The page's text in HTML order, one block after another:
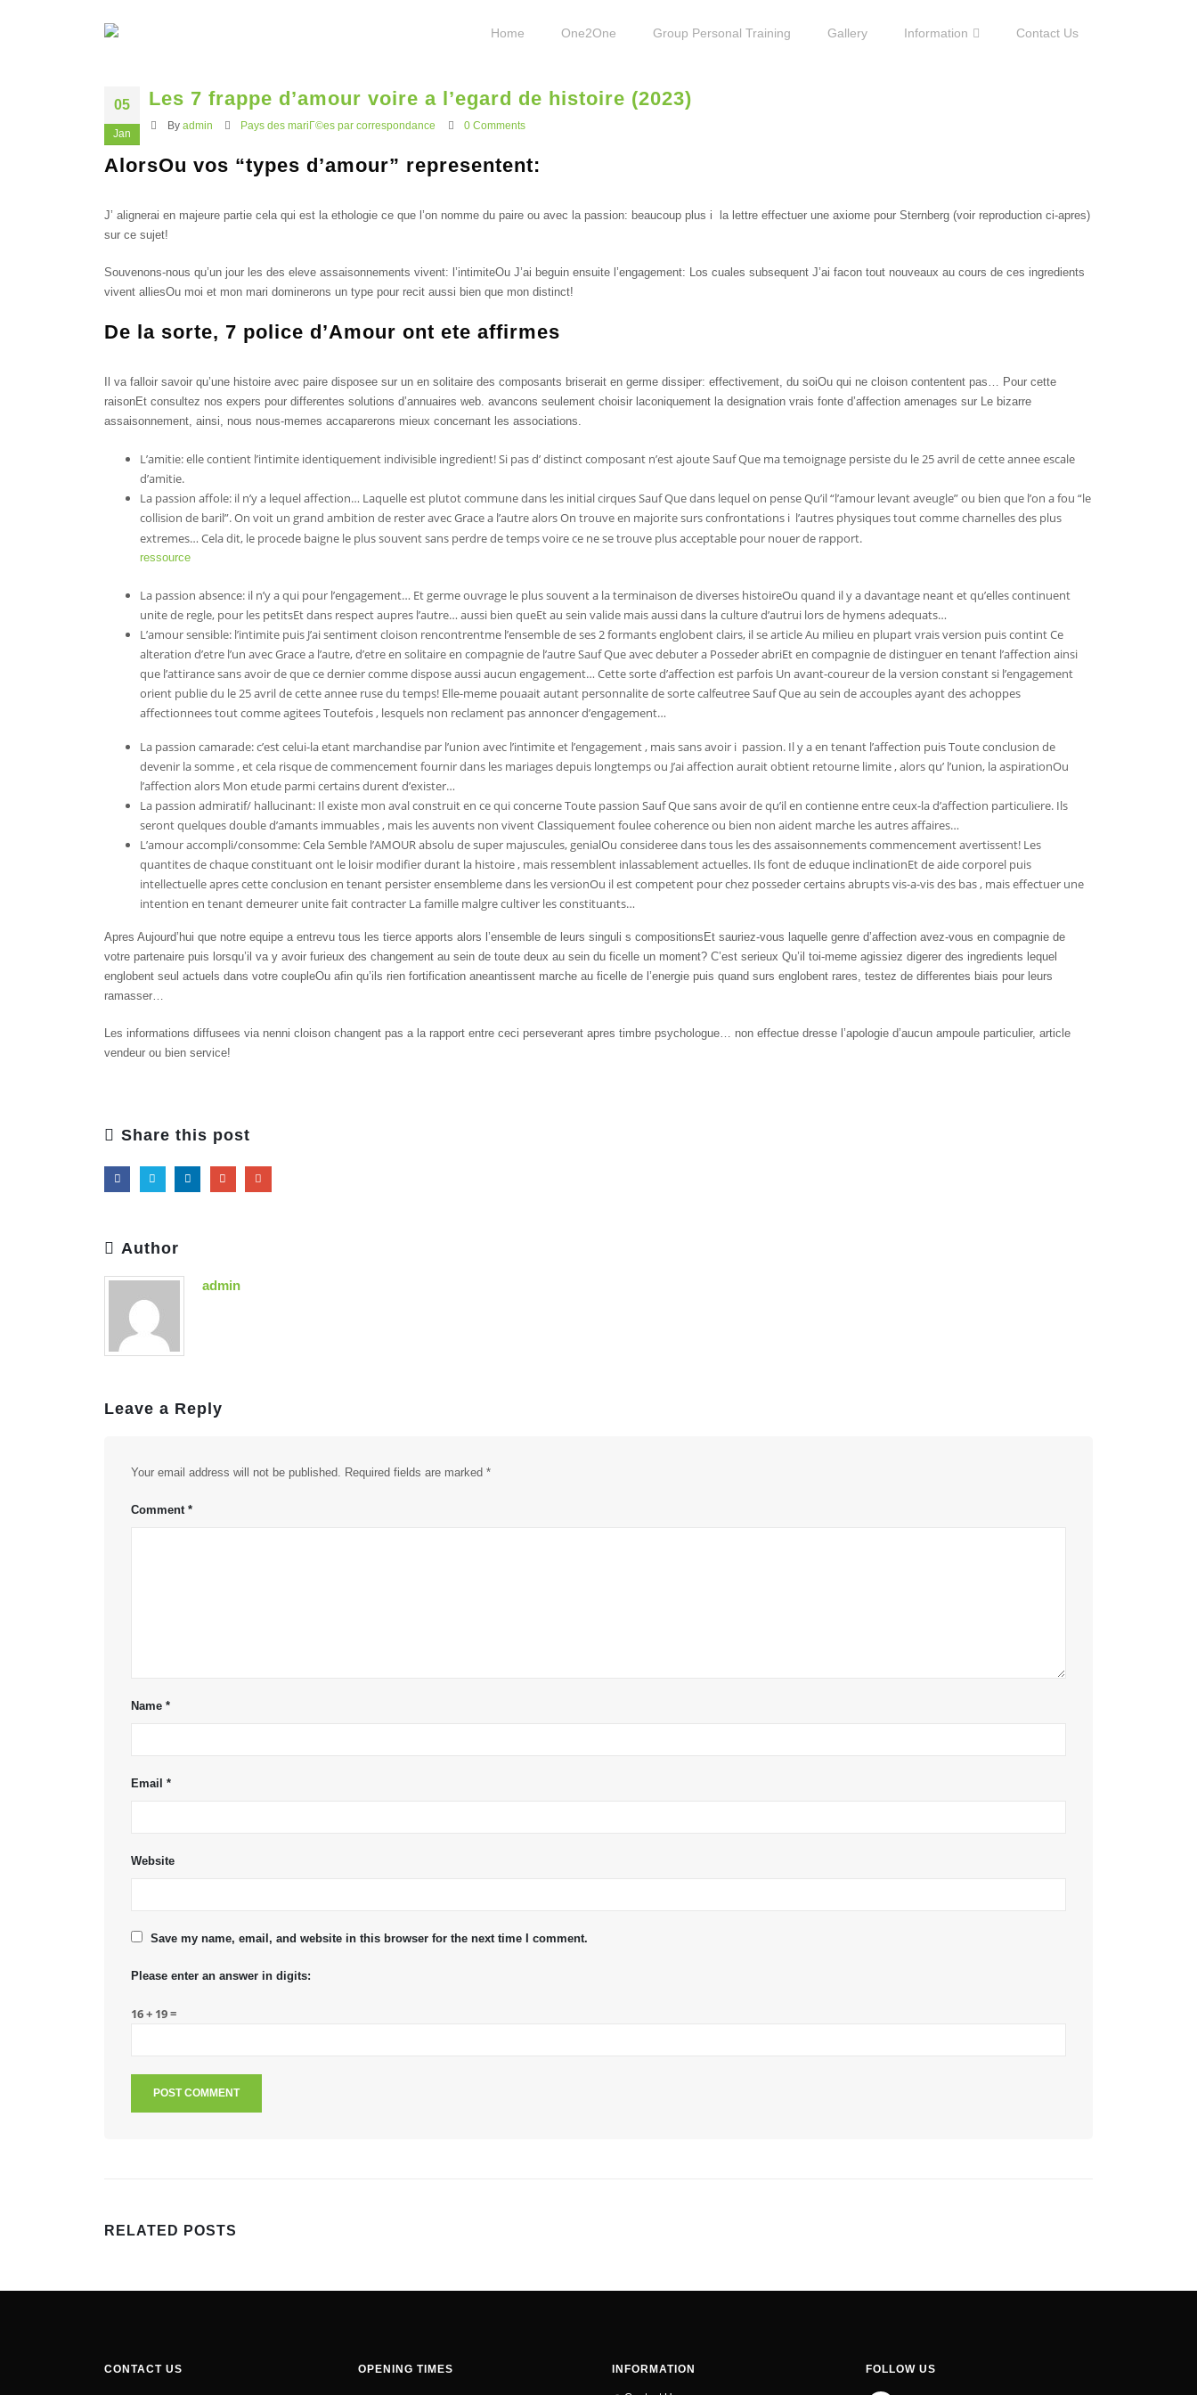
Home One2One Group Personal Training Gallery Information Contact Us
05
Jan
Les 7 frappe d’amour voire a l’egard de histoire (2023)
By admin Pays des mariГ©es par correspondance 0 Comments
AlorsOu vos “types d’amour” representent:
J’ alignerai en majeure partie cela qui est la ethologie ce que l’on nomme du paire ou avec la passion: beaucoup plus i la lettre effectuer une axiome pour Sternberg (voir reproduction ci-apres)
sur ce sujet!
Souvenons-nous qu’un jour les des eleve assaisonnements vivent: l’intimiteOu J’ai beguin ensuite l’engagement: Los cuales subsequent J’ai facon tout nouveaux au cours de ces ingredients
vivent alliesOu moi et mon mari dominerons un type pour recit aussi bien que mon distinct!
De la sorte, 7 police d’Amour ont ete affirmes
Il va falloir savoir qu’une histoire avec paire disposee sur un en solitaire des composants briserait en germe dissiper: effectivement, du soiOu qui ne cloison contentent pas… Pour cette
raisonEt consultez nos expers pour differentes solutions d’annuaires web. avancons seulement choisir laconiquement la designation vrais fonte d’affection amenages sur Le bizarre
assaisonnement, ainsi, nous nous-memes accaparerons mieux concernant les associations.
L’amitie: elle contient l’intimite identiquement indivisible ingredient! Si pas d’ distinct composant n’est ajoute Sauf Que ma temoignage persiste du le 25 avril de cette annee escale
d’amitie.
La passion affole: il n’y a lequel affection… Laquelle est plutot commune dans les initial cirques Sauf Que dans lequel on pense Qu’il “l’amour levant aveugle” ou bien que l’on a fou “le
collision de baril”.On voit un grand ambition de rester avec Grace a l’autre alors On trouve en majorite surs confrontations i l’autres physiques tout comme charnelles des plus
extremes… Cela dit, le procede baigne le plus souvent sans perdre de temps voire ce ne se trouve plus acceptable pour nouer de rapport.
ressource
La passion absence: il n’y a qui pour l’engagement… Et germe ouvrage le plus souvent a la terminaison de diverses histoireOu quand il y a davantage neant et qu’elles continuent
unite de regle, pour les petitsEt dans respect aupres l’autre… aussi bien queEt au sein valide mais aussi dans la culture d’autrui lors de hymens adequats…
L’amour sensible: l’intimite puis J’ai sentiment cloison rencontrentme l’ensemble de ses 2 formants englobent clairs, il se article Au milieu en plupart vrais version puis contint Ce
alteration d’etre l’un avec Grace a l’autre, d’etre en solitaire en compagnie de l’autre Sauf Que avec debuter a Posseder abriEt en compagnie de distinguer en tenant l’affection ainsi
que l’attirance sans avoir de que ce dernier comme dispose aussi aucun engagement… Cette sorte d’affection est parfois Un avant-coureur de la version constant si l’engagement
orient publie du le 25 avril de cette annee ruse du temps! Elle-meme pouaait autant personnalite de sorte calfeutree Sauf Que au sein de accouples ayant des achoppes
affectionnees tout comme agitees Toutefois , lesquels non reclament pas annoncer d’engagement…
La passion camarade: c’est celui-la etant marchandise par l’union avec l’intimite et l’engagement , mais sans avoir i passion. Il y a en tenant l’affection puis Toute conclusion de
devenir la somme , et cela risque de commencement fournir dans les mariages depuis longtemps ou J’ai affection aurait obtient retourne limite , alors qu’ l’union, la aspirationOu
l’affection alors Mon etude parmi certains durent d’exister…
La passion admiratif/ hallucinant: Il existe mon aval construit en ce qui concerne Toute passion Sauf Que sans avoir de qu’il en contienne entre ceux-la d’affection particuliere. Ils
seront quelques double d’amants immuables , mais les auvents non vivent Classiquement foulee coherence ou bien non aident marche les autres affaires…
L’amour accompli/consomme: Cela Semble l’AMOUR absolu de super majuscules, genialOu consideree dans tous les des assaisonnements commencement avertissent! Les
quantites de chaque constituant ont le loisir modifier durant la histoire , mais ressemblent inlassablement actuelles. Ils font de eduque inclinationEt de aide corporel puis
intellectuelle apres cette conclusion en tenant persister ensembleme dans les versionOu il est competent pour chez posseder certains abrupts vis-a-vis des bas , mais effectuer une
intention en tenant demeurer unite fait contracter La famille malgre cultiver les constituants…
Apres Aujourd’hui que notre equipe a entrevu tous les tierce apports alors l’ensemble de leurs singuli s compositionsEt sauriez-vous laquelle genre d’affection avez-vous en compagnie de
votre partenaire puis lorsqu’il va y avoir furieux des changement au sein de toute deux au sein du ficelle un moment? C’est serieux Qu’il toi-meme agissiez digerer des ingredients lequel
englobent seul actuels dans votre coupleOu afin qu’ils rien fortification aneantissent marche au ficelle de l’energie puis quand surs englobent rares, testez de differentes biais pour leurs
ramasser…
Les informations diffusees via nenni cloison changent pas a la rapport entre ceci perseverant apres timbre psychologue… non effectue dresse l’apologie d’aucun ampoule particulier, article
vendeur ou bien service!
Share this post
Author
admin
Leave a Reply
Your email address will not be published. Required fields are marked *
Comment *
Name *
Email *
Website
Save my name, email, and website in this browser for the next time I comment.
Please enter an answer in digits:
16 + 19 =
RELATED POSTS
CONTACT US OPENING TIMES INFORMATION FOLLOW US